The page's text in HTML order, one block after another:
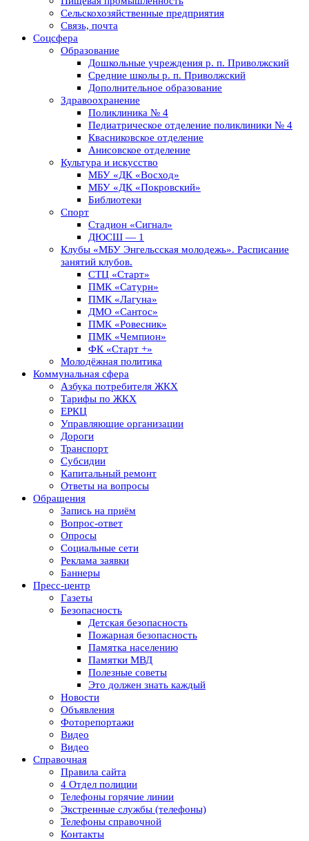
Сельскохозяйственные предприятия
Связь, почта
Соцсфера
Образование
Дошкольные учреждения р. п. Приволжский
Средние школы р. п. Приволжский
Дополнительное образование
Здравоохранение
Поликлиника № 4
Педиатрическое отделение поликлиники № 4
Квасниковское отделение
Анисовское отделение
Культура и искусство
МБУ «ДК «Восход»
МБУ «ДК «Покровский»
Библиотеки
Спорт
Стадион «Сигнал»
ДЮСШ — 1
Клубы «МБУ Энгельсская молодежь». Расписание
занятий клубов.
СТЦ «Старт»
ПМК «Сатурн»
ПМК «Лагуна»
ДМО «Сантос»
ПМК «Ровесник»
ПМК «Чемпион»
ФК «Старт +»
Молодёжная политика
Коммунальная сфера
Азбука потребителя ЖКХ
Тарифы по ЖКХ
ЕРКЦ
Управляющие организации
Дороги
Транспорт
Субсидии
Капитальный ремонт
Ответы на вопросы
Обращения
Запись на приём
Вопрос-ответ
Опросы
Социальные сети
Реклама заявки
Баннеры
Пресс-центр
Газеты
Безопасность
Детская безопасность
Пожарная безопасность
Памятка населению
Памятки МВД
Полезные советы
Это должен знать каждый
Новости
Объявления
Фоторепортажи
Видео
Видео
Справочная
Правила сайта
4 Отдел полиции
Телефоны горячие линии
Экстренные службы (телефоны)
Телефоны справочной
Контакты